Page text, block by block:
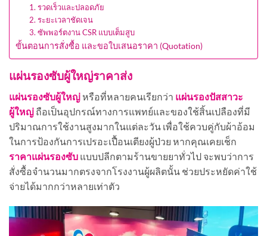
1. รวดเร็วและปลอดภัย
2. ระยะเวลาชัดเจน
3. ซัพพอร์ตงาน CSR แบบเต็มสูบ
ขั้นตอนการสั่งซื้อ และขอใบเสนอราคา (Quotation)
แผ่นรองซับผู้ใหญ่ราคาส่ง
แผ่นรองซับผู้ใหญ่ หรือที่หลายคนเรียกว่า แผ่นรองปัสสาวะ
ผู้ใหญ่ ถือเป็นอุปกรณ์ทางการแพทย์และของใช้สิ้นเปลืองที่มี
ปริมาณการใช้งานสูงมากในแต่ละวัน เพื่อใช้ควบคู่กับผ้าอ้อม
ในการป้องกันการเปรอะเปื้อนเตียงผู้ป่วย หากคุณเคยเช็ก
ราคาแผ่นรองซับ แบบปลีกตามร้านขายยาทั่วไป จะพบว่าการ
สั่งซื้อจำนวนมากตรงจากโรงงานผู้ผลิตนั้น ช่วยประหยัดค่าใช้
จ่ายได้มากกว่าหลายเท่าตัว